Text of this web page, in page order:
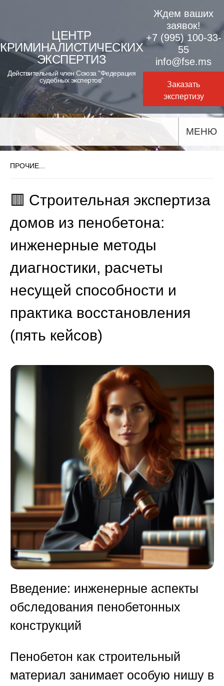
content
ЦЕНТР
КРИМИНАЛИСТИЧЕСКИХ
ЭКСПЕРТИЗ
Действительный член Союза "Федерация
судебных экспертов"
Ждем ваших
заявок!
+7 (995) 100-33-
55
info@fse.ms
Заказать
экспертизу
МЕНЮ
ПРОЧИЕ...
🟥 Строительная экспертиза
домов из пенобетона:
инженерные методы
диагностики, расчеты
несущей способности и
практика восстановления
(пять кейсов)
Введение: инженерные аспекты
обследования пенобетонных
конструкций
Пенобетон как строительный
материал занимает особую нишу в